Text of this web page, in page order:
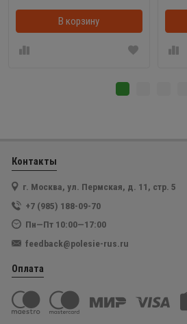
В корзину
Контакты
г. Москва, ул. Пермская, д. 11, стр. 5
+7 (985) 188-09-70
Пн—Пт 10:00—17:00
feedback@polesie-rus.ru
Оплата